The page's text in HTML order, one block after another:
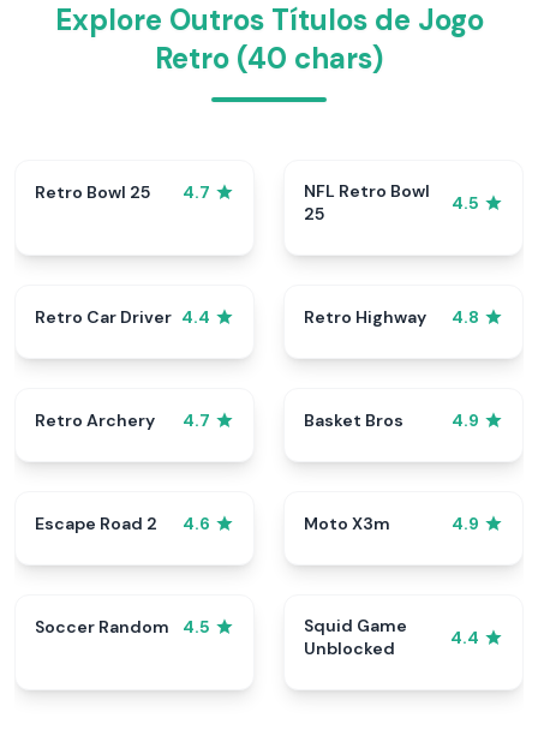
Explore Outros Títulos de Jogo
Retro (40 chars)
Retro Bowl 25 4.7
NFL Retro Bowl
25
4.5
Retro Car Driver 4.4 Retro Highway 4.8
Retro Archery 4.7 Basket Bros 4.9
Escape Road 2 4.6 Moto X3m 4.9
Soccer Random 4.5
Squid Game
Unblocked
4.4